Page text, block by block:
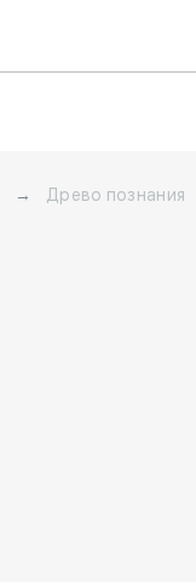
→ Древо познания